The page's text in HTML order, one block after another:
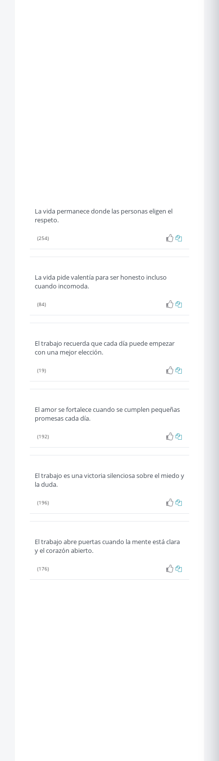
La vida permanece donde las personas eligen el
respeto.
(254)
La vida pide valentía para ser honesto incluso
cuando incomoda.
(84)
El trabajo recuerda que cada día puede empezar
con una mejor elección.
(19)
El amor se fortalece cuando se cumplen pequeñas
promesas cada día.
(192)
El trabajo es una victoria silenciosa sobre el miedo y
la duda.
(196)
El trabajo abre puertas cuando la mente está clara
y el corazón abierto.
(176)